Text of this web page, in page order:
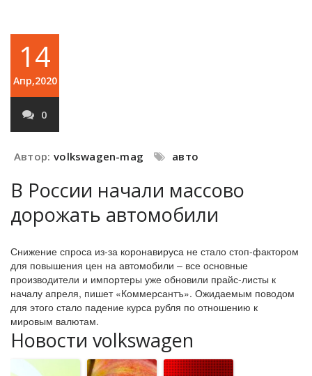
14
Апр,2020
0
Автор: volkswagen-mag авто
В России начали массово
дорожать автомобили
Снижение спроса из-за коронавируса не стало стоп-фактором
для повышения цен на автомобили – все основные
производители и импортеры уже обновили прайс-листы к
началу апреля, пишет «Коммерсантъ». Ожидаемым поводом
для этого стало падение курса рубля по отношению к
мировым валютам.
Новости volkswagen